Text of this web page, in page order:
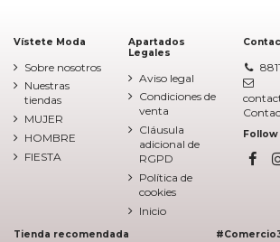
Vístete Moda
Sobre nosotros
Nuestras
tiendas
MUJER
HOMBRE
FIESTA
Apartados
Legales
Aviso legal
Condiciones de
venta
Cláusula
adicional de
RGPD
Política de
cookies
Inicio
Follow
Tienda recomendada